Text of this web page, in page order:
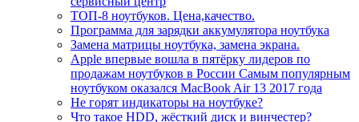
ТОП-8 ноутбуков. Цена,качество.
Программа для зарядки аккумулятора ноутбука
Замена матрицы ноутбука, замена экрана.
Apple впервые вошла в пятёрку лидеров по
продажам ноутбуков в России Самым популярным
ноутбуком оказался MacBook Air 13 2017 года
Не горят индикаторы на ноутбуке?
Что такое HDD, жёсткий диск и винчестер?